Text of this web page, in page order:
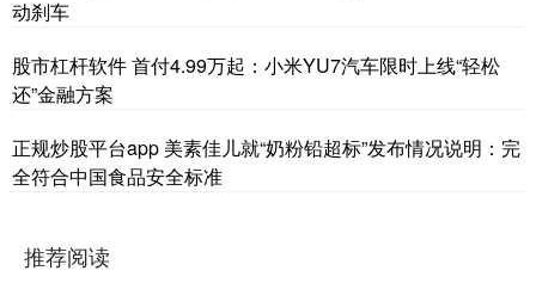
动刹车
股市杠杆软件 首付4.99万起：小米YU7汽车限时上线“轻松
还”金融方案
正规炒股平台app 美素佳儿就“奶粉铅超标”发布情况说明：完
全符合中国食品安全标准
推荐阅读